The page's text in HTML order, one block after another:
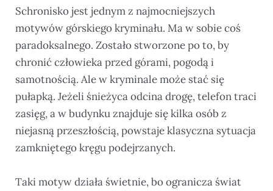
Schronisko jest jednym z najmocniejszych
motywów górskiego kryminału. Ma w sobie coś
paradoksalnego. Zostało stworzone po to, by
chronić człowieka przed górami, pogodą i
samotnością. Ale w kryminale może stać się
pułapką. Jeżeli śnieżyca odcina drogę, telefon traci
zasięg, a w budynku znajduje się kilka osób z
niejasną przeszłością, powstaje klasyczna sytuacja
zamkniętego kręgu podejrzanych.
Taki motyw działa świetnie, bo ogranicza świat